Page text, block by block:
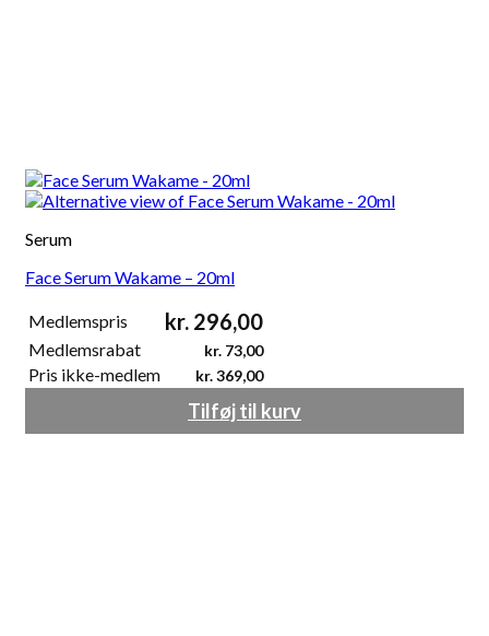
Serum
Face Serum Wakame – 20ml
Medlemspris kr. 296,00
Medlemsrabat kr. 73,00
Pris ikke-medlem kr.369,00
Tilføj til kurv